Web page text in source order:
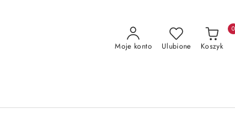
Moje konto Ulubione Koszyk
0